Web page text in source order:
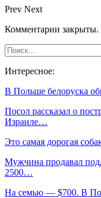
Prev Next
Комментарии закрыты.
Интересное:
В Польше белоруска
Посол рассказал о
Израиле…
Это самая дорогая
Мужчина продавал
2500…
На семью — $700. В